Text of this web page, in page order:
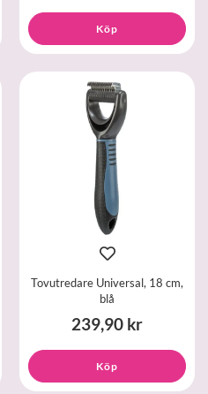
Köp
Tovutredare Universal, 18 cm,
blå
239,90 kr
Köp